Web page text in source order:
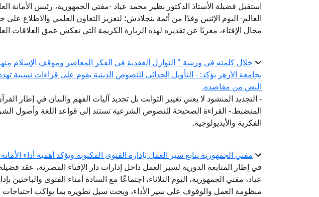
استقبل فضيلة الأستاذ الدكتور نظير محمد عياد -مفتي الجمهورية، رئيس الأمانة
العالم- اليوم الإثنين وفدًا من أئمة بنجلادش؛ لتعزيز التعاون العلمي والاطلاع على
مجال الإفتاء، معربًا عن تقديره لهذه الزيارة الكريمة التي تعكس عمق العلاقات
خلال كلمته في ورشة " النوازل العقدية في الفكر المعاصر وموقف الإسلام
بجامعة الأزهر يؤكد: - التأويل الحداثي للنصوص الدينية يقوم على قراءات نسبية
النص من مقاصده.
- التجديد المنشود لا يعني تغيير الثوابت بل تجديد آليات الفهم والبيان في إطار
المنضبط.- القراءة الصحيحة للنصوص الشرعية تستند إلى قواعد اللغة وأصول
الفكرية والأيديولوجية.
مفتي الجمهورية يتابع سير العمل بإدارة الفتوى المكتوبة ويؤكد أهمية أداء
في إطار المتابعة الدورية لسير العمل داخل إدارات دار الإفتاء المصرية، عقد
عياد، مفتي الجمهورية، اليوم الثلاثاء، اجتماعًا مع السادة أمناء الفتوى والباحثين
منظومة العمل والوقوف على سير الأداء، وبحث سبل تطويره بما يواكب احتياجات